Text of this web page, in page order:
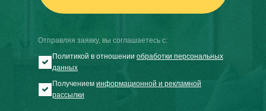
Отправляя заявку, вы соглашаетесь с:
Политикой в отношении обработки персональных
данных
Получением информационной и рекламной
рассылки